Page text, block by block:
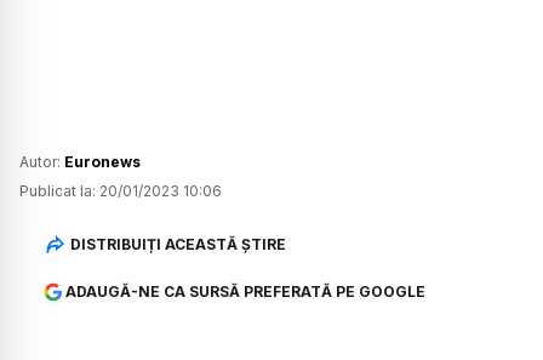
Autor: Euronews
Publicat la: 20/01/2023 10:06
DISTRIBUIȚI ACEASTĂ ȘTIRE
ADAUGĂ-NE CA SURSĂ PREFERATĂ PE GOOGLE